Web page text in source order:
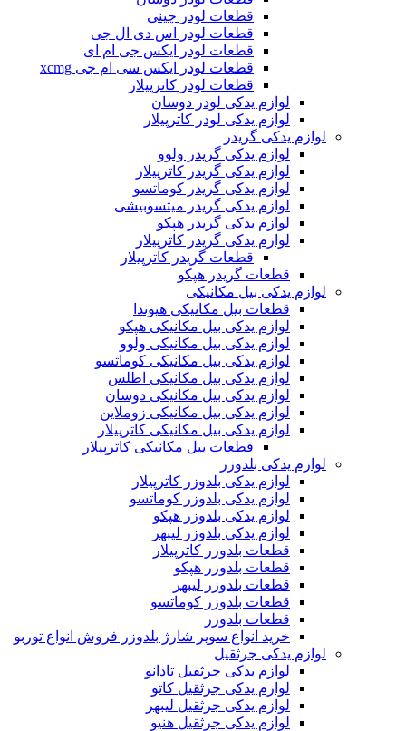
قطعات لودر چینی
قطعات لودر اس دی ال جی
قطعات لودر ایکس جی ام ای
قطعات لودر ایکس سی ام جی xcmg
قطعات لودر کاترپیلار
لوازم یدکی لودر دوسان
لوازم یدکی لودر کاترپیلار
لوازم یدکی گریدر
لوازم یدکی گریدر ولوو
لوازم یدکی گریدر کاترپیلار
لوازم یدکی گریدر کوماتسو
لوازم یدکی گریدر میتسوبیشی
لوازم یدکی گریدر هپکو
لوازم یدکی گریدر کاترپیلار
قطعات گریدر کاترپیلار
قطعات گریدر هپکو
لوازم یدکی بیل مکانیکی
قطعات بیل مکانیکی هیوندا
لوازم یدکی بیل مکانیکی هپکو
لوازم یدکی بیل مکانیکی ولوو
لوازم یدکی بیل مکانیکی کوماتسو
لوازم یدکی بیل مکانیکی اطلس
لوازم یدکی بیل مکانیکی دوسان
لوازم یدکی بیل مکانیکی زوملاین
لوازم یدکی بیل مکانیکی کاترپیلار
قطعات بیل مکانیکی کاترپیلار
لوازم یدکی بلدوزر
لوازم یدکی بلدوزر کاترپیلار
لوازم یدکی بلدوزر کوماتسو
لوازم یدکی بلدوزر هپکو
لوازم یدکی بلدوزر لیبهر
قطعات بلدوزر کاترپیلار
قطعات بلدوزر هپکو
قطعات بلدوزر لیبهر
قطعات بلدوزر کوماتسو
قطعات بلدوزر
خرید انواع سوپر شارژ بلدوزر فروش انواع توربو
لوازم یدکی جرثقیل
لوازم یدکی جرثقیل تادانو
لوازم یدکی جرثقیل کاتو
لوازم یدکی جرثقیل لیبهر
لوازم یدکی جرثقیل هنیو